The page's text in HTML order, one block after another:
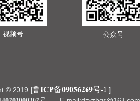
© 2019 [鲁ICP备09056269号-1 ]
视频号 公众号